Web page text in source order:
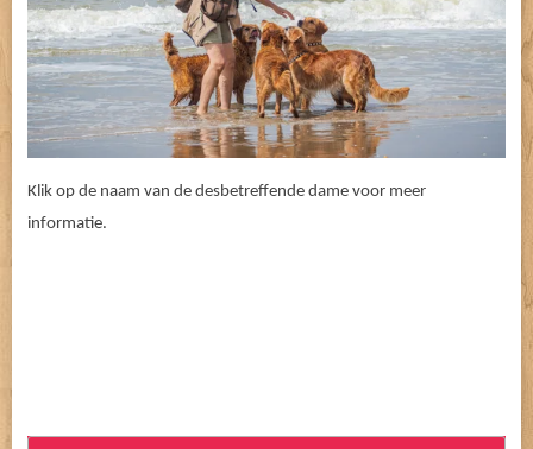
Klik op de naam van de desbetreffende dame voor meer
informatie.